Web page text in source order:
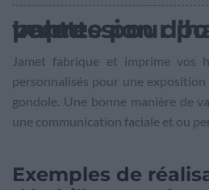
Impression d’habillage palette pour point de vente
Jamet fabrique et imprime vos
personnalisés pour une
gondole. Une bonne manière de
une communication faciale et ou
Exemples de